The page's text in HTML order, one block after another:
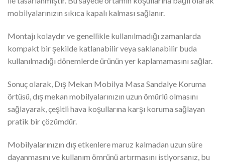
mobilyalarınızın sıkıca kapalı kalması sağlanır.
Montajı kolaydır ve genellikle kullanılmadığı zamanlarda
kompakt bir şekilde katlanabilir veya saklanabilir buda
kullanılmadığı dönemlerde ürünün yer kaplamamasını sağlar.
Sonuç olarak, Dış Mekan Mobilya Masa Sandalye Koruma
örtüsü, dış mekan mobilyalarınızın uzun ömürlü olmasını
sağlayarak, çeşitli hava koşullarına karşı koruma sağlayan
pratik bir çözümdür.
Mobilyalarınızın dış etkenlere maruz kalmadan uzun süre
dayanmasını ve kullanım ömrünü artırmasını istiyorsanız, bu